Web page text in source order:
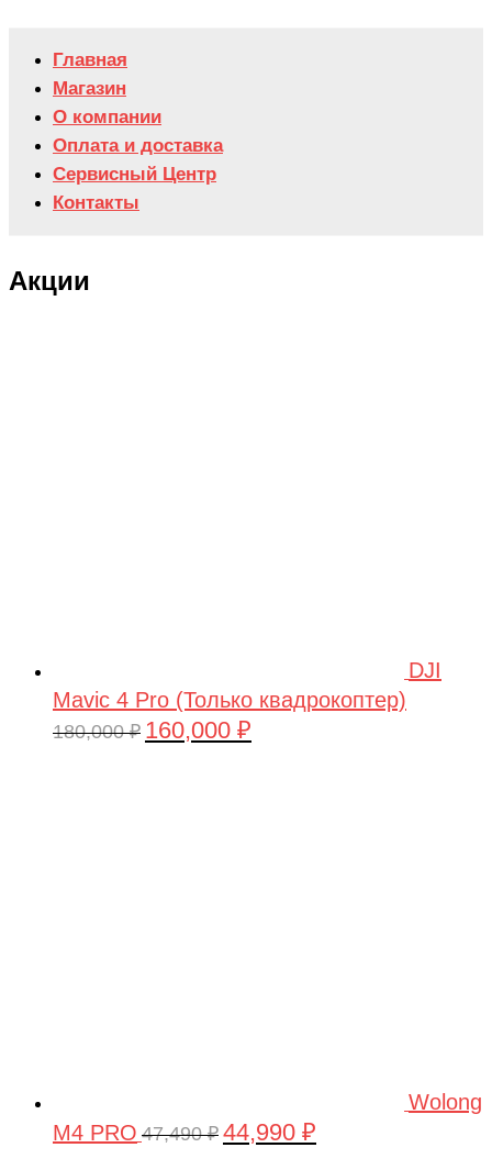
Главная
Магазин
О компании
Оплата и доставка
Сервисный Центр
Контакты
Акции
DJI
Mavic 4 Pro (Только квадрокоптер)
180,000₽ Первоначальная
160,000 ₽
Wolong
M4 PRO 47,490₽ Первоначальная
44,990 ₽